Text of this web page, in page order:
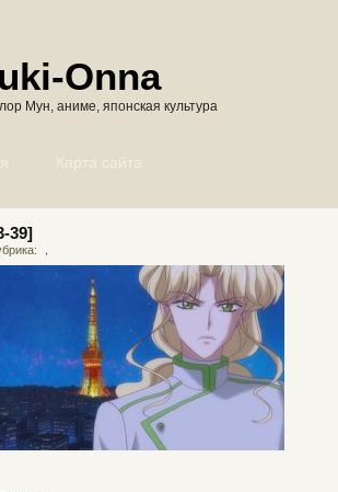
Onna
Мун, аниме, японская культура
Карта сайта
39]
，